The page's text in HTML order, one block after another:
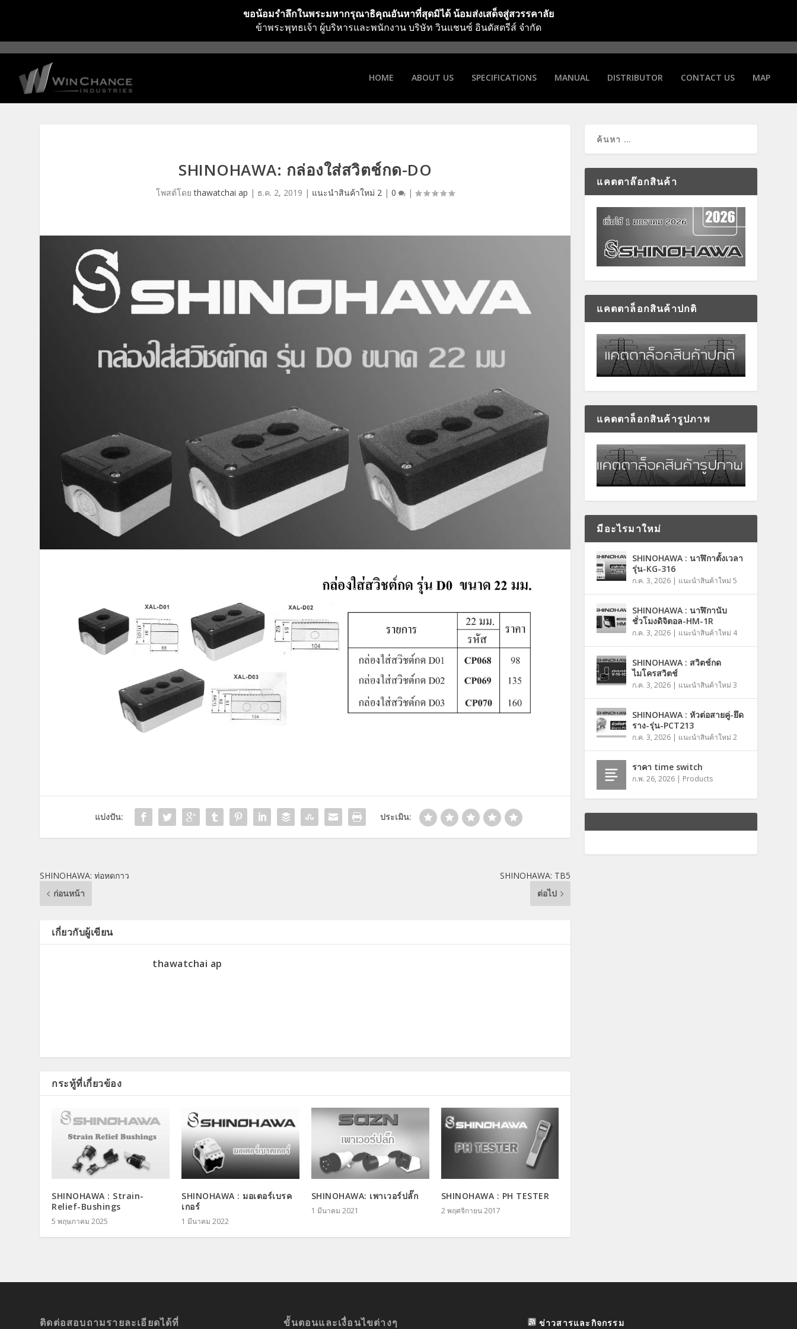
ขอน้อมรำลึกในพระมหากรุณาธิคุณอันหาที่สุดมิได้ น้อมส่งเสด็จสู่สวรรคาลัย
ข้าพระพุทธเจ้า ผู้บริหารและพนักงาน บริษัท วินแชนซ์ อินดัสตรีส์ จำกัด
HOME ABOUT US SPECIFICATIONS MANUAL DISTRIBUTOR CONTACT US MAP
SHINOHAWA: กล่องใส่สวิตช์กด-DO
โพสต์โดยthawatchai ap | ธ.ค. 2, 2019 | แนะนำสินค้าใหม่ 2 |0 |
แบ่งปัน: ประเมิน:
SHINOHAWA: ท่อหดกาว
ก่อนหน้า
SHINOHAWA: TB5
ต่อไป
เกี่ยวกับผู้เขียน
thawatchai ap
กระทู้ที่เกี่ยวข้อง
SHINOHAWA : Strain-
Relief-Bushings
5 พฤษภาคม 2025
SHINOHAWA : มอเตอร์เบรค
เกอร์
1 มีนาคม 2022
SHINOHAWA: เพาเวอร์ปลั๊ก
1 มีนาคม 2021
SHINOHAWA : PH TESTER
2 พฤศจิกายน 2017
แคตตาล๊อกสินค้า
แคตตาล็อกสินค้าปกติ
แคตตาล็อกสินค้ารูปภาพ
มีอะไรมาใหม่
SHINOHAWA : นาฬิกาตั้งเวลา
รุ่น-KG-316
ก.ค. 3, 2026 | แนะนำสินค้าใหม่ 5
SHINOHAWA : นาฬิกานับ
ชั่วโมงดิจิตอล-HM-1R
ก.ค. 3, 2026 | แนะนำสินค้าใหม่ 4
SHINOHAWA : สวิตช์กด
ไมโครสวิตช์
ก.ค. 3, 2026 | แนะนำสินค้าใหม่ 3
SHINOHAWA : หัวต่อสายคู่-ยึด
ราง-รุ่น-PCT213
ก.ค. 3, 2026 | แนะนำสินค้าใหม่ 2
ราคา time switch
ก.พ. 26, 2026 | Products
ติดต่อสอบถามรายละเอียดได้ที่ ขั้นตอนและเงื่อนไขต่างๆ ข่าวสารและกิจกรรม